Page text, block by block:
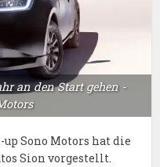
an den Start gehen -
Sono Motors hat die
Sion vorgestellt.